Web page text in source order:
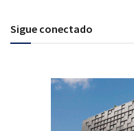
Sigue conectado